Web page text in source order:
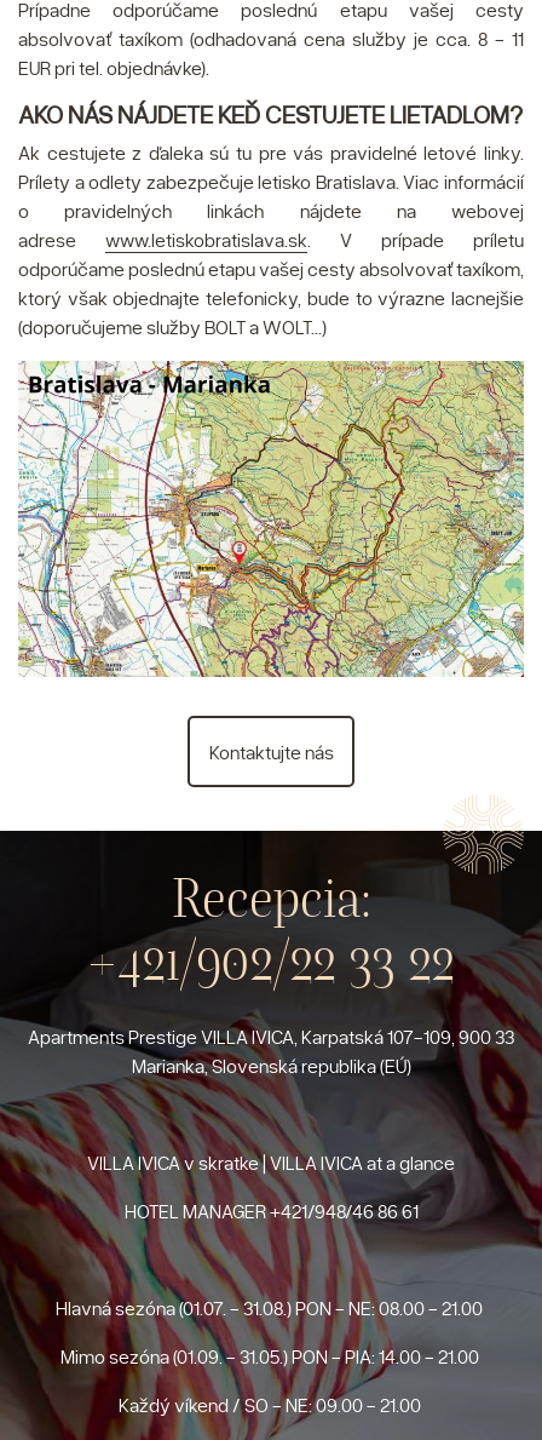
Prípadne odporúčame poslednú etapu vašej cesty
absolvovať taxíkom (odhadovaná cena služby je cca. 8 - 11
EUR pri tel. objednávke).
AKO NÁS NÁJDETE KEĎ CESTUJETE LIETADLOM?
Ak cestujete z ďaleka sú tu pre vás pravidelné letové linky.
Prílety a odlety zabezpečuje letisko Bratislava. Viac informácií
o pravidelných linkách nájdete na webovej
adrese www.letiskobratislava.sk . V prípade príletu
odporúčame poslednú etapu vašej cesty absolvovať taxíkom,
ktorý však objednajte telefonicky, bude to výrazne lacnejšie
(doporučujeme služby BOLT a WOLT...)
Kontaktujte nás
Recepcia:
+421/902/22 33 22
Apartments Prestige VILLA IVICA, Karpatská 107-109, 900 33
Marianka, Slovenská republika (EÚ)
VILLA IVICA v skratke | VILLA IVICA at a glance
HOTEL MANAGER+421/948/46 86 61
Hlavná sezóna (01.07. - 31.08.) PON - NE: 08.00 - 21.00
Mimo sezóna (01.09. - 31.05.) PON - PIA: 14.00 - 21.00
Každý víkend / SO - NE: 09.00 - 21.00